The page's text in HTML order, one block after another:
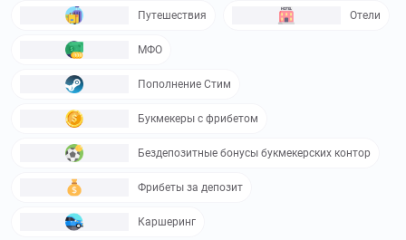
Путешествия Отели
МФО
Пополнение Стим
Букмекеры с фрибетом
Бездепозитные бонусы букмекерских контор
Фрибеты за депозит
Каршеринг